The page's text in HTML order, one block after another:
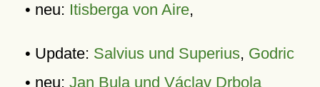
• neu: Itisberga von Aire,
• Update: Salvius und Superius, Godric
• neu: Jan Bula und Václav Drbola